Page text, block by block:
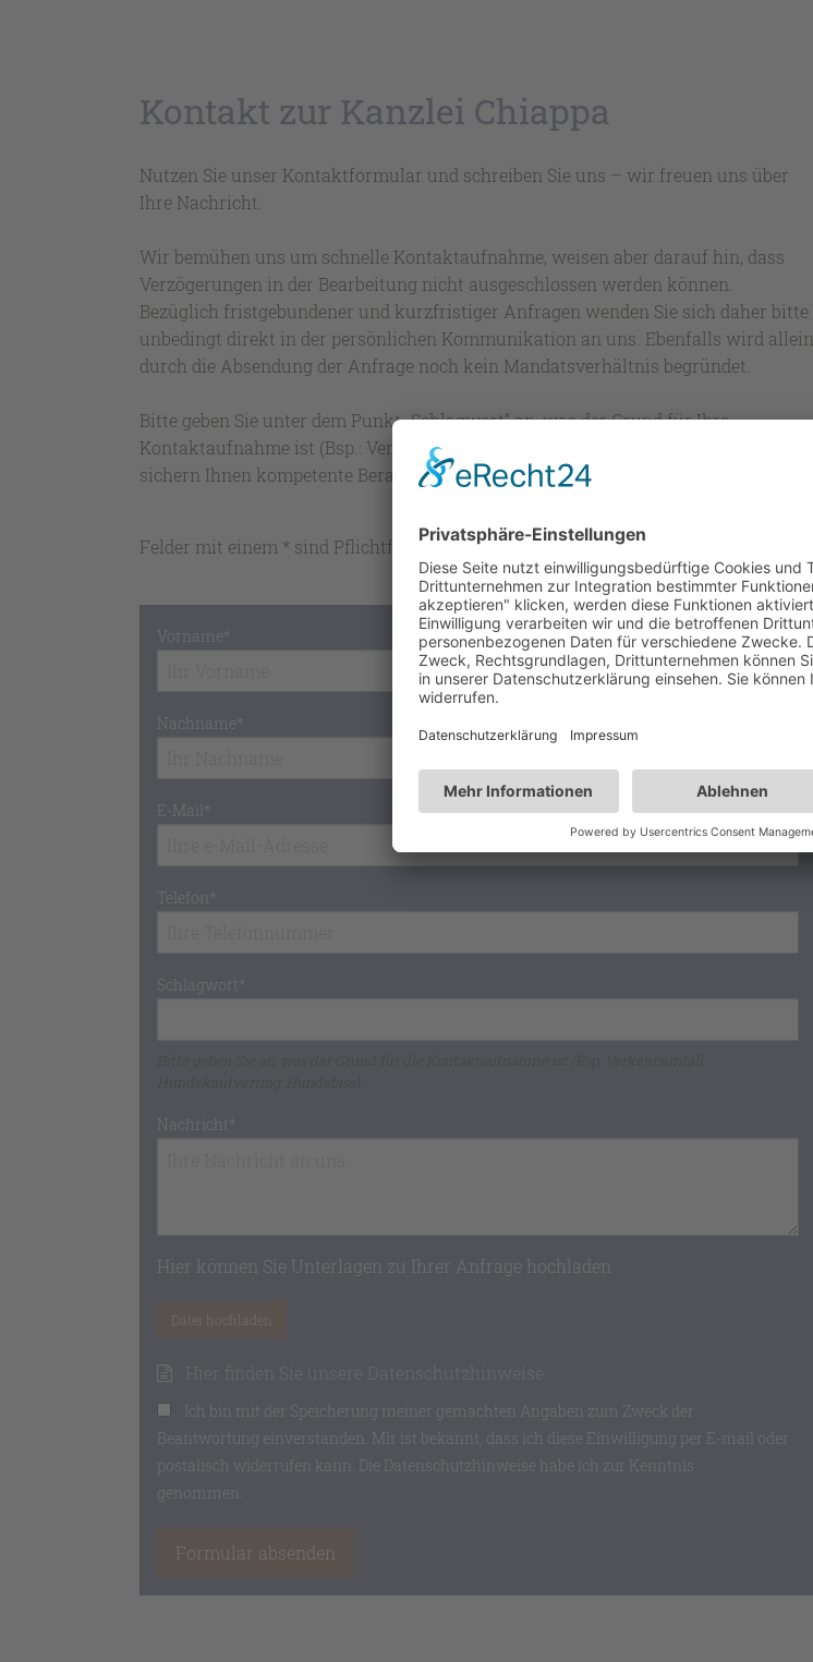
Kontakt zur Kanzlei Chiappa
Nutzen Sie unser Kontaktformular und schreiben Sie uns – wir freuen uns über
Ihre Nachricht.
Wir bemühen uns um schnelle Kontaktaufnahme, weisen aber darauf hin, dass
Verzögerungen in der Bearbeitung nicht ausgeschlossen werden können.
Bezüglich fristgebundener und kurzfristiger Anfragen wenden Sie sich daher bitte
unbedingt direkt in der persönlichen Kommunikation an uns. Ebenfalls wird allein
durch die Absendung der Anfrage noch kein Mandatsverhältnis begründet.
Bitte geben Sie unter dem Punkt „Schlagwort“ an, was der Grund für Ihre
Kontaktaufnahme ist (Bsp.: Verkehrsunfall, Hundekaufvertrag, Hundebiss). Wir
sichern Ihnen kompetente Beratung zu.
Felder mit einem * sind Pflichtfelder.
Vorname*
Nachname*
E-Mail*
Telefon*
Schlagwort*
Bitte geben Sie an, was der Grund für die Kontaktaufnahme ist (Bsp. Verkehrsunfall,
Hundekaufvertrag, Hundebiss)
Nachricht*
Wie können wir Ihnen helfen?
Hier können Sie Unterlagen zu Ihrer Anfrage hochladen
Datei hochladen
Ich bin mit der Speicherung meiner gemachten Angaben zum Zweck der
Beantwortung einverstanden. Mir ist bekannt, dass ich diese Einwilligung per E-mail oder
postalisch widerrufen kann. Die Datenschutzhinweise habe ich zur Kenntnis
genommen.
Formular absenden